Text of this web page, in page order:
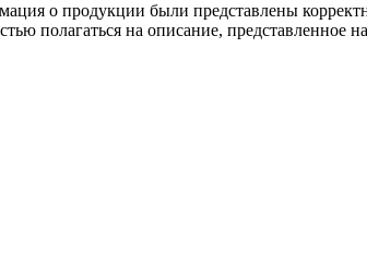
о продукции были представлены
полагаться на описание, представленное